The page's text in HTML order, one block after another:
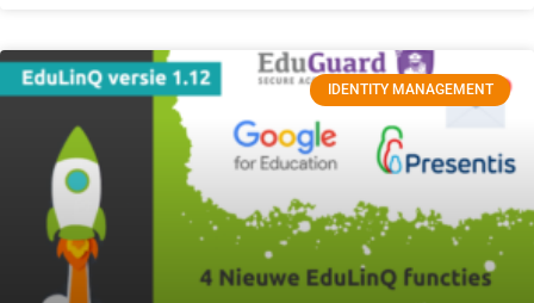
IDENTITY MANAGEMENT